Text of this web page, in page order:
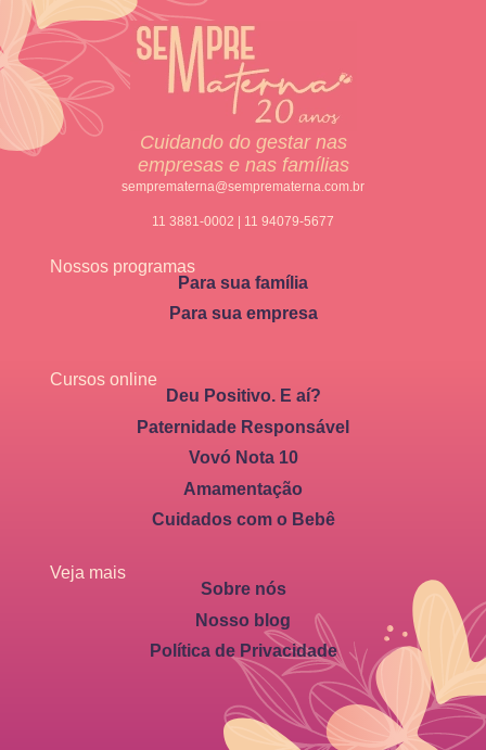
Cuidando do gestar nas
empresas e nas famílias
semprematerna@semprematerna.com.br
11 3881-0002 | 11 94079-5677
Nossos programas
Para sua família
Para sua empresa
Cursos online
Deu Positivo. E aí?
Paternidade Responsável
Vovó Nota 10
Amamentação
Cuidados com o Bebê
Veja mais
Sobre nós
Nosso blog
Política de Privacidade